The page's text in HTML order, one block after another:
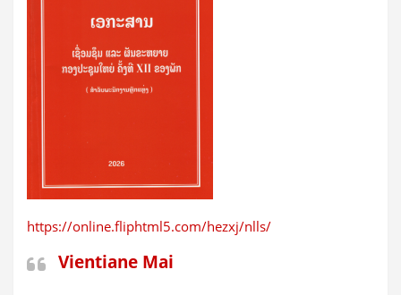
https://online.fliphtml5.com/hezxj/nlls/
Vientiane Mai